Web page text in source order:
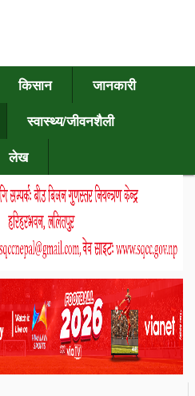
किसान
जानकारी
स्वास्थ्य/जीवनशैली
लेख